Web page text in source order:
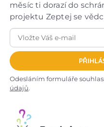
měsíc ti dorazí do
projektu Zeptej se
Odesláním formuláře
údajů.